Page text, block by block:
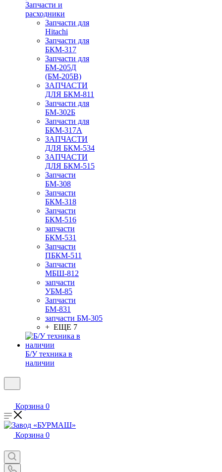
Запчасти и
расходники
Запчасти для
Hitachi
Запчасти для
БКМ-317
Запчасти для
БМ-205Д
(БМ-205В)
ЗАПЧАСТИ
ДЛЯ БКМ-811
Запчасти для
БМ-302Б
Запчасти для
БКМ-317А
ЗАПЧАСТИ
ДЛЯ БКМ-534
ЗАПЧАСТИ
ДЛЯ БКМ-515
Запчасти
БМ-308
Запчасти
БКМ-318
Запчасти
БКМ-516
запчасти
БКМ-531
Запчасти
ПБКМ-511
Запчасти
МБШ-812
запчасти
УБМ-85
Запчасти
БМ-831
запчасти БМ-305
+ ЕЩЕ 7
Б/У техника в
наличии
Корзина 0
Корзина 0